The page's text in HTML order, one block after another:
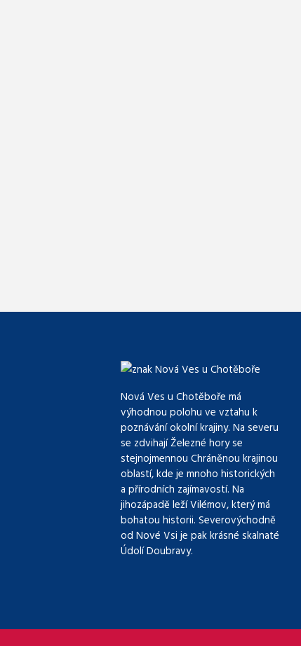
Nová Ves u Chotěboře má
výhodnou polohu ve vztahu k
poznávání okolní krajiny. Na severu
se zdvihají Železné hory se
stejnojmennou Chráněnou krajinou
oblastí, kde je mnoho historických
a přírodních zajímavostí. Na
jihozápadě leží Vilémov, který má
bohatou historii. Severovýchodně
od Nové Vsi je pak krásné skalnaté
Údolí Doubravy.